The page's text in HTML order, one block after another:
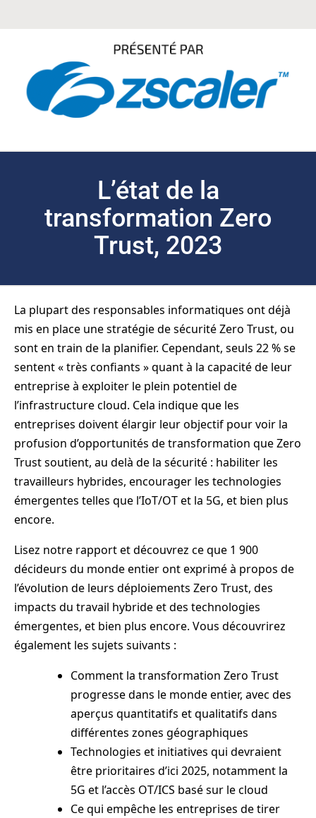
L’état de la
transformation Zero
Trust, 2023
La plupart des responsables informatiques ont déjà
mis en place une stratégie de sécurité Zero Trust, ou
sont en train de la planifier. Cependant, seuls 22 % se
sentent « très confiants » quant à la capacité de leur
entreprise à exploiter le plein potentiel de
l’infrastructure cloud. Cela indique que les
entreprises doivent élargir leur objectif pour voir la
profusion d’opportunités de transformation que Zero
Trust soutient, au delà de la sécurité : habiliter les
travailleurs hybrides, encourager les technologies
émergentes telles que l’IoT/OT et la 5G, et bien plus
encore.
Lisez notre rapport et découvrez ce que 1 900
décideurs du monde entier ont exprimé à propos de
l’évolution de leurs déploiements Zero Trust, des
impacts du travail hybride et des technologies
émergentes, et bien plus encore. Vous découvrirez
également les sujets suivants :
Comment la transformation Zero Trust
progresse dans le monde entier, avec des
aperçus quantitatifs et qualitatifs dans
différentes zones géographiques
Technologies et initiatives qui devraient
être prioritaires d’ici 2025, notamment la
5G et l’accès OT/ICS basé sur le cloud
Ce qui empêche les entreprises de tirer